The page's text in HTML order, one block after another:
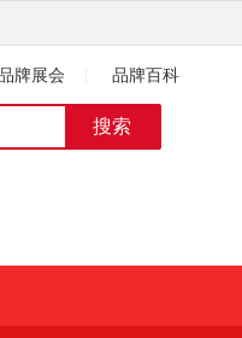
牌展会 品牌百科